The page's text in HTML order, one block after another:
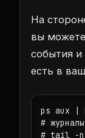
На
вы
события и
есть в
ps aux |
#
# tail -n